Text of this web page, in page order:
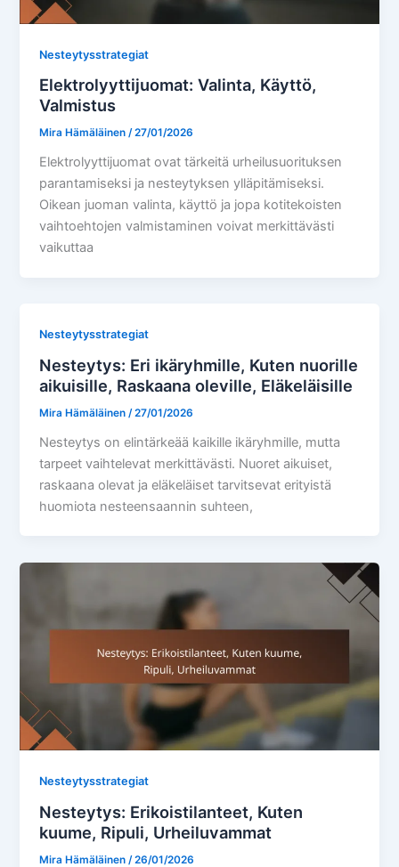
Nesteytysstrategiat
Elektrolyyttijuomat: Valinta, Käyttö,
Valmistus
Mira Hämäläinen/27/01/2026
Elektrolyyttijuomat ovat tärkeitä urheilusuorituksen
parantamiseksi ja nesteytyksen ylläpitämiseksi.
Oikean juoman valinta, käyttö ja jopa kotitekoisten
vaihtoehtojen valmistaminen voivat merkittävästi
vaikuttaa
Nesteytysstrategiat
Nesteytys: Eri ikäryhmille, Kuten nuorille
aikuisille, Raskaana oleville, Eläkeläisille
Mira Hämäläinen /27/01/2026
Nesteytys on elintärkeää kaikille ikäryhmille, mutta
tarpeet vaihtelevat merkittävästi. Nuoret aikuiset,
raskaana olevat ja eläkeläiset tarvitsevat erityistä
huomiota nesteensaannin suhteen,
Nesteytysstrategiat
Nesteytys: Erikoistilanteet, Kuten
kuume, Ripuli, Urheiluvammat
Mira Hämäläinen /26/01/2026